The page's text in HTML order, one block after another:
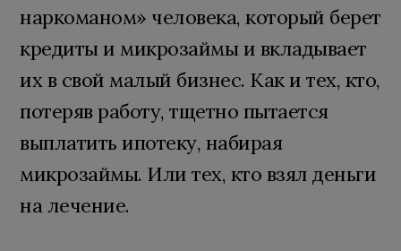
наркоманом» человека, который берет
кредиты и микрозаймы и вкладывает
их в свой малый бизнес. Как и тех, кто,
потеряв работу, тщетно пытается
выплатить ипотеку, набирая
микрозаймы. Или тех, кто взял деньги
на лечение.